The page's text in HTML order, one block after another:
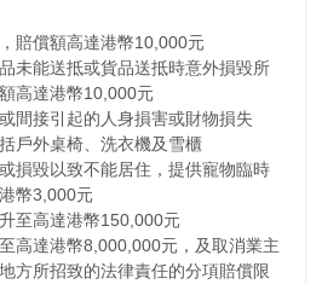
賠償額高達港幣10,000元
未能送抵或貨品送抵時意外損毀所
高達港幣10,000元
間接引起的人身損害或財物損失
戶外桌椅、洗衣機及雪櫃
損毀以致不能居住，提供寵物臨時
幣3,000元
至高達港幣150,000元
高達港幣8,000,000元，及取消業主
方所招致的法律責任的分項賠償限